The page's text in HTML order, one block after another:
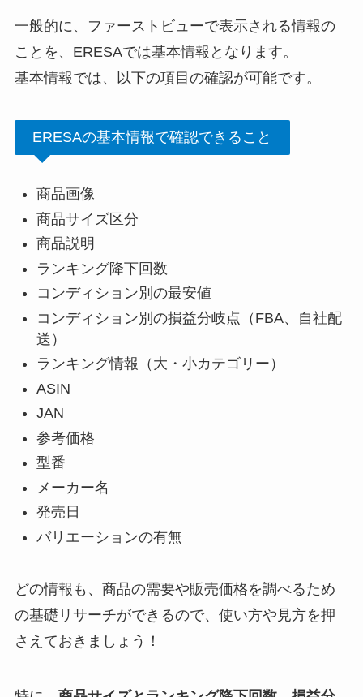
一般的に、ファーストビューで表示される情報の
ことを、ERESAでは基本情報となります。
基本情報では、以下の項目の確認が可能です。
ERESAの基本情報で確認できること
商品画像
商品サイズ区分
商品説明
ランキング降下回数
コンディション別の最安値
コンディション別の損益分岐点（FBA、自社配
送）
ランキング情報（大・小カテゴリー）
ASIN
JAN
参考価格
型番
メーカー名
発売日
バリエーションの有無
どの情報も、商品の需要や販売価格を調べるため
の基礎リサーチができるので、使い方や見方を押
さえておきましょう！